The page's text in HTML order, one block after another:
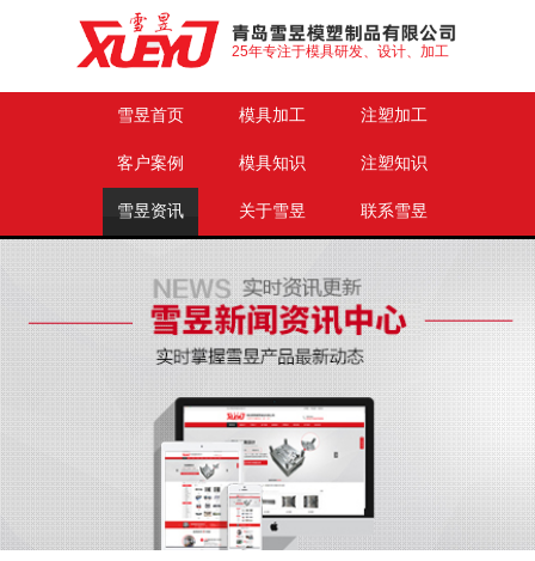
25年专注于模具研发、设计、加工
雪昱首页 模具加工 注塑加工
客户案例 模具知识 注塑知识
雪昱资讯 关于雪昱 联系雪昱